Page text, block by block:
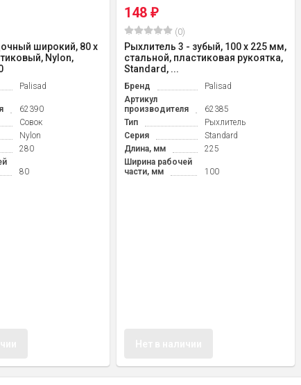
широкий, 80 х
Nylon,
Palisad
62390
Совок
Nylon
280
80
148 ₽
(0)
Рыхлитель 3 - зубый, 100 х 225 мм,
стальной, пластиковая рукоятка,
Standard, ...
Бренд
Palisad
Артикул
производителя
62385
Тип
Рыхлитель
Серия
Standard
Длина, мм
225
Ширина рабочей
части, мм
100